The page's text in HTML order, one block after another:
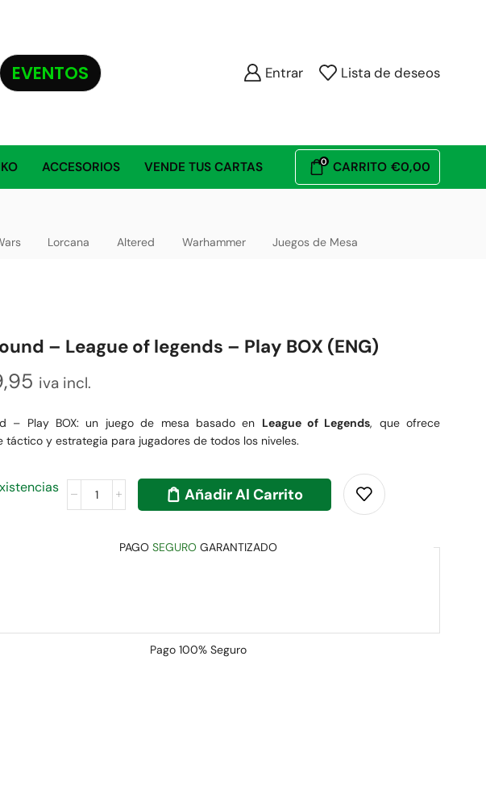
EVENTOS Entrar Lista de deseos
ACCESORIOS VENDE TUS CARTAS 0 CARRITO €0,00
Lorcana Altered Warhammer Juegos de Mesa
– League of legends – Play BOX (ENG)
iva incl.
– Play BOX: un juego de mesa basado en League of Legends, que ofrece
táctico y estrategia para jugadores de todos los niveles.
Añadir Al Carrito
PAGO SEGURO GARANTIZADO
Pago 100% Seguro